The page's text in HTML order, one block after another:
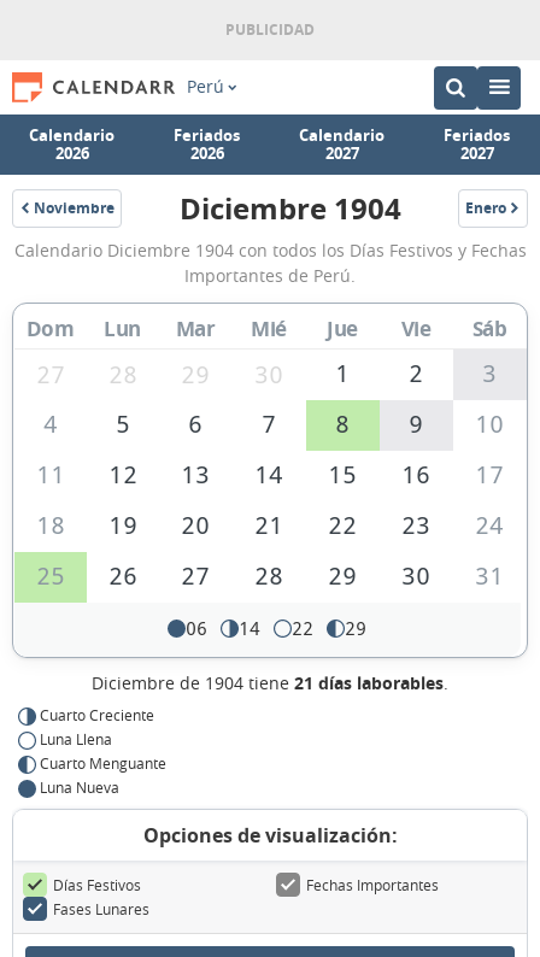
Perú
Calendario
2026
Feriados
2026
Calendario
2027
Feriados
2027
Noviembre
1904
Calendario
Diciembre
1904
Perú
Diciembre 1904 Enero
1905
Calendario Diciembre 1904 con todos los Días Festivos y Fechas
Importantes de Perú.
Dom Lun Mar Mié Jue Vie Sáb
27 28 29 30 1 2
3
4
5 6 7 8 9
10
11
12 13 14 15 16
17
18
19 20 21 22 23
24
25
26 27 28 29 30 31
06 14 22 29
Diciembre de 1904 tiene 21 días laborables.
Cuarto Creciente
Luna Llena
Cuarto Menguante
Luna Nueva
Opciones de visualización:
Días Festivos
Fechas Importantes
Fases Lunares